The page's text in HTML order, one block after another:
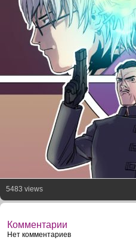
5483 views
Комментарии
Нет комментариев